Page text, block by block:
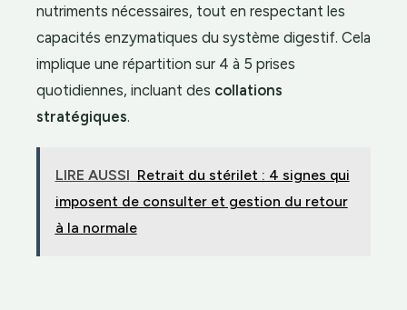
nutriments nécessaires, tout en respectant les
capacités enzymatiques du système digestif. Cela
implique une répartition sur 4 à 5 prises
quotidiennes, incluant des collations
stratégiques.
LIRE AUSSI Retrait du stérilet : 4 signes qui
imposent de consulter et gestion du retour
à la normale